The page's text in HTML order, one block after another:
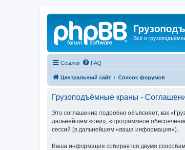
Всё о
Ссылки FAQ
Центральный сайт Список форумов
Грузоподъёмные краны -
Это соглашение подробно объясняет, как
дальнейшем «они», «программное
сессий (в дальнейшем «ваша информация»).
Ваша информация собирается двумя